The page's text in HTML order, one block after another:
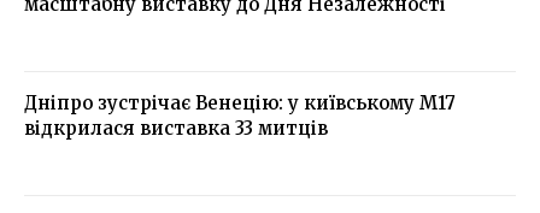
Дніпро зустрічає Венецію: у київському М17
відкрилася виставка 33 митців